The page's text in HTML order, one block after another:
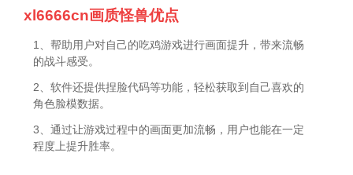
xl6666cn画质怪兽优点
1、帮助用户对自己的吃鸡游戏进行画面提升，带来流畅
的战斗感受。
2、软件还提供捏脸代码等功能，轻松获取到自己喜欢的
角色脸模数据。
3、通过让游戏过程中的画面更加流畅，用户也能在一定
程度上提升胜率。